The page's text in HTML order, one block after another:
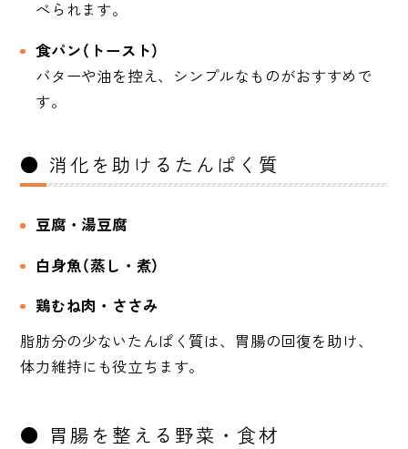
べられます。
食パン（トースト）
バターや油を控え、シンプルなものがおすすめで
す。
● 消化を助けるたんぱく質
豆腐・湯豆腐
白身魚（蒸し・煮）
鶏むね肉・ささみ
脂肪分の少ないたんぱく質は、胃腸の回復を助け、
体力維持にも役立ちます。
● 胃腸を整える野菜・食材